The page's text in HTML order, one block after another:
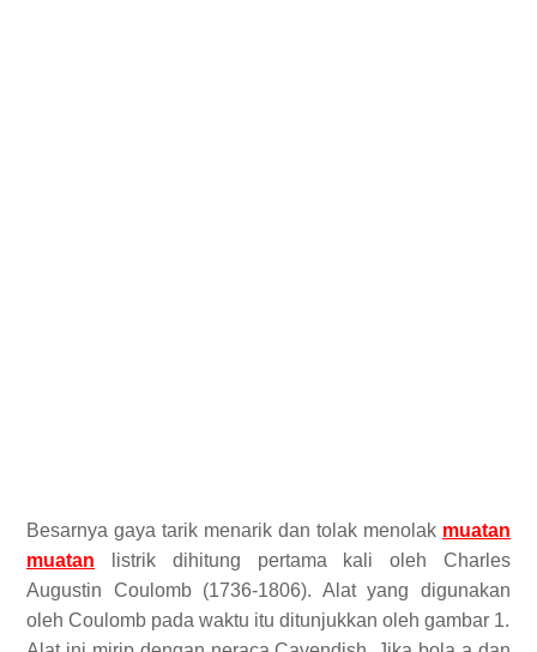
Besarnya gaya tarik menarik dan tolak menolak muatan
muatan listrik dihitung pertama kali oleh Charles
Augustin Coulomb (1736-1806). Alat yang digunakan
oleh Coulomb pada waktu itu ditunjukkan oleh gambar 1.